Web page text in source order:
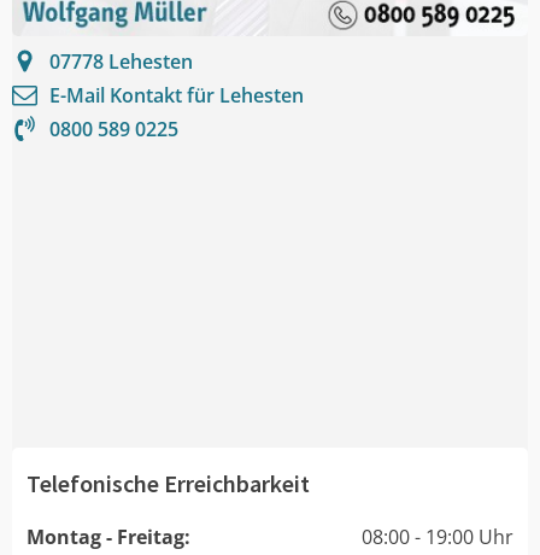
07778 Lehesten
E-Mail Kontakt für Lehesten
0800 589 0225
Telefonische Erreichbarkeit
Montag - Freitag:
08:00 - 19:00 Uhr